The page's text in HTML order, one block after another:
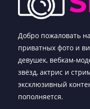
Добро пожаловать
приватных фото и
девушек, вебкам-
звёзд, актрис и
эксклюзивный
пополняется.